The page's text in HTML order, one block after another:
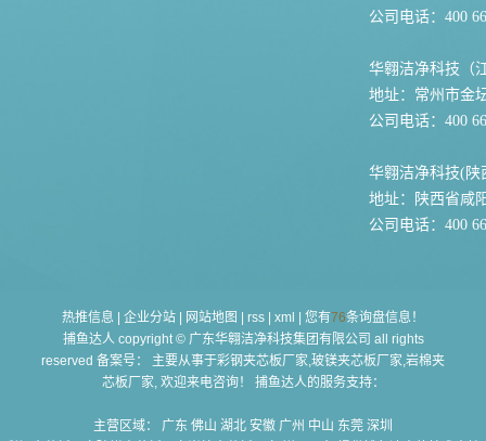
公司电话：400
华翱洁净科技（
地址：常州市金
公司电话：400
华翱洁净科技(陕
地址：陕西省咸
公司电话：400
热推信息 企业分站 网站地图 rss xml 您有76条询盘信息！
捕鱼达人 copyright © 广东华翱洁净科技集团有限公司 all rights
reserved 备案号： 主要从事于彩钢夹芯板厂家,玻镁夹芯板厂家,岩棉夹
芯板厂家, 欢迎来电咨询！ 捕鱼达人的服务支持：
主营区域： 广东 佛山 湖北 安徽 广州 中山 东莞 深圳